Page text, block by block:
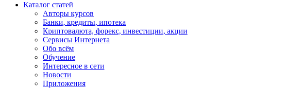
Каталог статей
Авторы курсов
Банки, кредиты, ипотека
Криптовалюта, форекс, инвестиции, акции
Сервисы Интернета
Обо всём
Обучение
Интересное в сети
Новости
Приложения